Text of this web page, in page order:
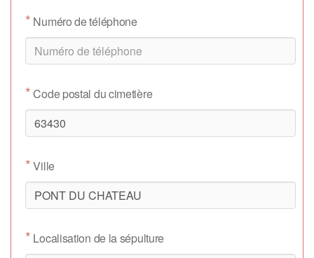
* Numéro de téléphone
*Code postal du cimetière
*Ville
* Localisation de la sépulture